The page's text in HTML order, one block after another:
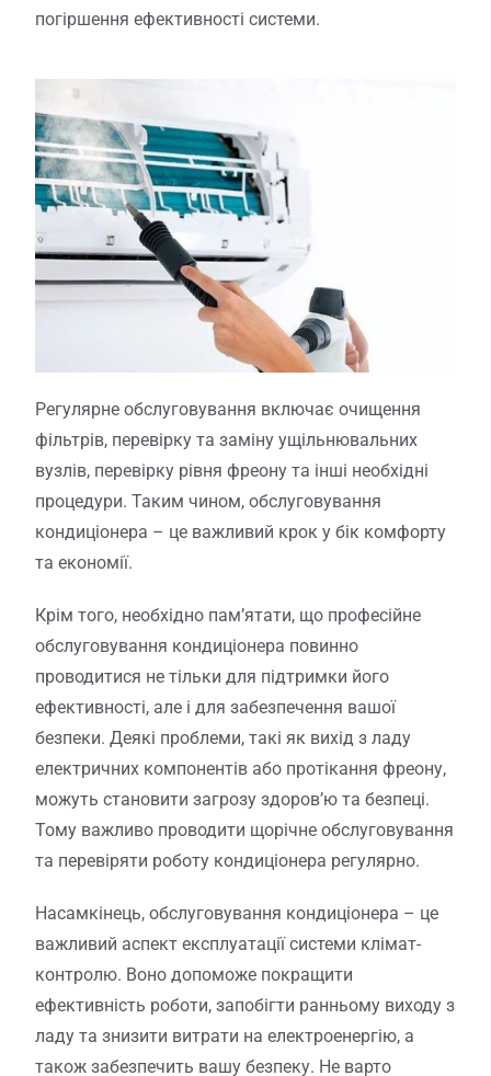
погіршення ефективності системи.
Регулярне обслуговування включає очищення
фільтрів, перевірку та заміну ущільнювальних
вузлів, перевірку рівня фреону та інші необхідні
процедури. Таким чином, обслуговування
кондиціонера – це важливий крок у бік комфорту
та економії.
Крім того, необхідно пам’ятати, що професійне
обслуговування кондиціонера повинно
проводитися не тільки для підтримки його
ефективності, але і для забезпечення вашої
безпеки. Деякі проблеми, такі як вихід з ладу
електричних компонентів або протікання фреону,
можуть становити загрозу здоров’ю та безпеці.
Тому важливо проводити щорічне обслуговування
та перевіряти роботу кондиціонера регулярно.
Насамкінець, обслуговування кондиціонера – це
важливий аспект експлуатації системи клімат-
контролю. Воно допоможе покращити
ефективність роботи, запобігти ранньому виходу з
ладу та знизити витрати на електроенергію, а
також забезпечить вашу безпеку. Не варто